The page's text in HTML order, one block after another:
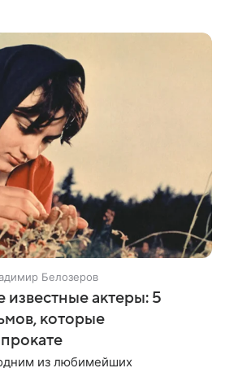
Белозеров
известные актеры: 5
которые
из любимейших